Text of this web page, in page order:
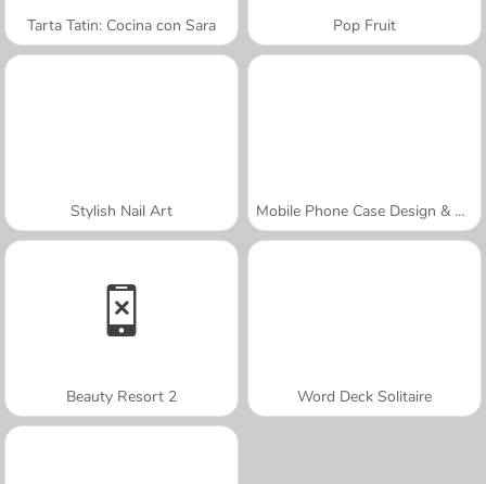
Tarta Tatin: Cocina con Sara Pop Fruit
Stylish Nail Art Mobile Phone Case Design & DIY
Beauty Resort 2 Word Deck Solitaire